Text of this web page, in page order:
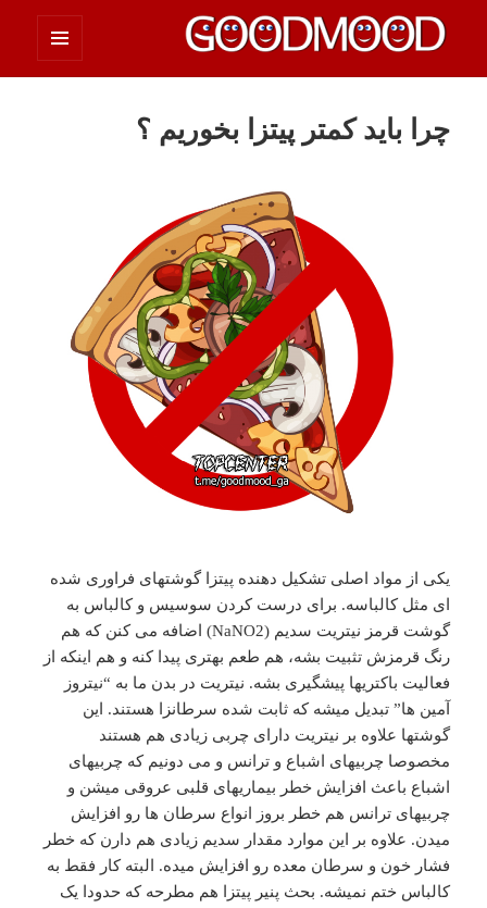
چیزای خووب مووب
چرا باید کمتر پیتزا بخوریم ؟‌
یکی از مواد اصلی تشکیل دهنده پیتزا گوشتهای فراوری شده
ای مثل کالباسه. برای درست کردن سوسیس و کالباس به
گوشت قرمز نیتریت سدیم (NaNO2) اضافه می کنن که هم
رنگ قرمزش تثبیت بشه، هم طعم بهتری پیدا کنه و هم اینکه از
فعالیت باکتریها پیشگیری بشه. نیتریت در بدن ما به “نیتروز
آمین ها” تبدیل میشه که ثابت شده سرطانزا هستند. این
گوشتها علاوه بر نیتریت دارای چربی زیادی هم هستند
مخصوصا چربیهای اشباع و ترانس و می دونیم که چربیهای
اشباع باعث افزایش خطر بیماریهای قلبی عروقی میشن و
چربیهای ترانس هم خطر بروز انواع سرطان ها رو افزایش
میدن. علاوه بر این موارد مقدار سدیم زیادی هم دارن که خطر
فشار خون و سرطان معده رو افزایش میده. البته کار فقط به
کالباس ختم نمیشه. بحث پنیر پیتزا هم مطرحه که حدودا یک